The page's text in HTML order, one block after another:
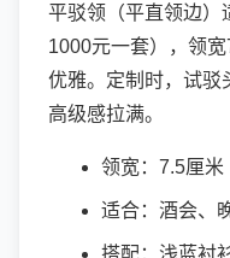
平驳领（平直领边）
1000元一套），领
优雅。定制时，试驳
高级感拉满。
领宽：7.5厘米
适合：酒会、
搭配：浅蓝衬